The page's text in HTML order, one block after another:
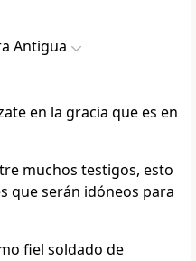
Antigua
en la gracia que es en
muchos testigos, esto
que serán idóneos para
fiel soldado de